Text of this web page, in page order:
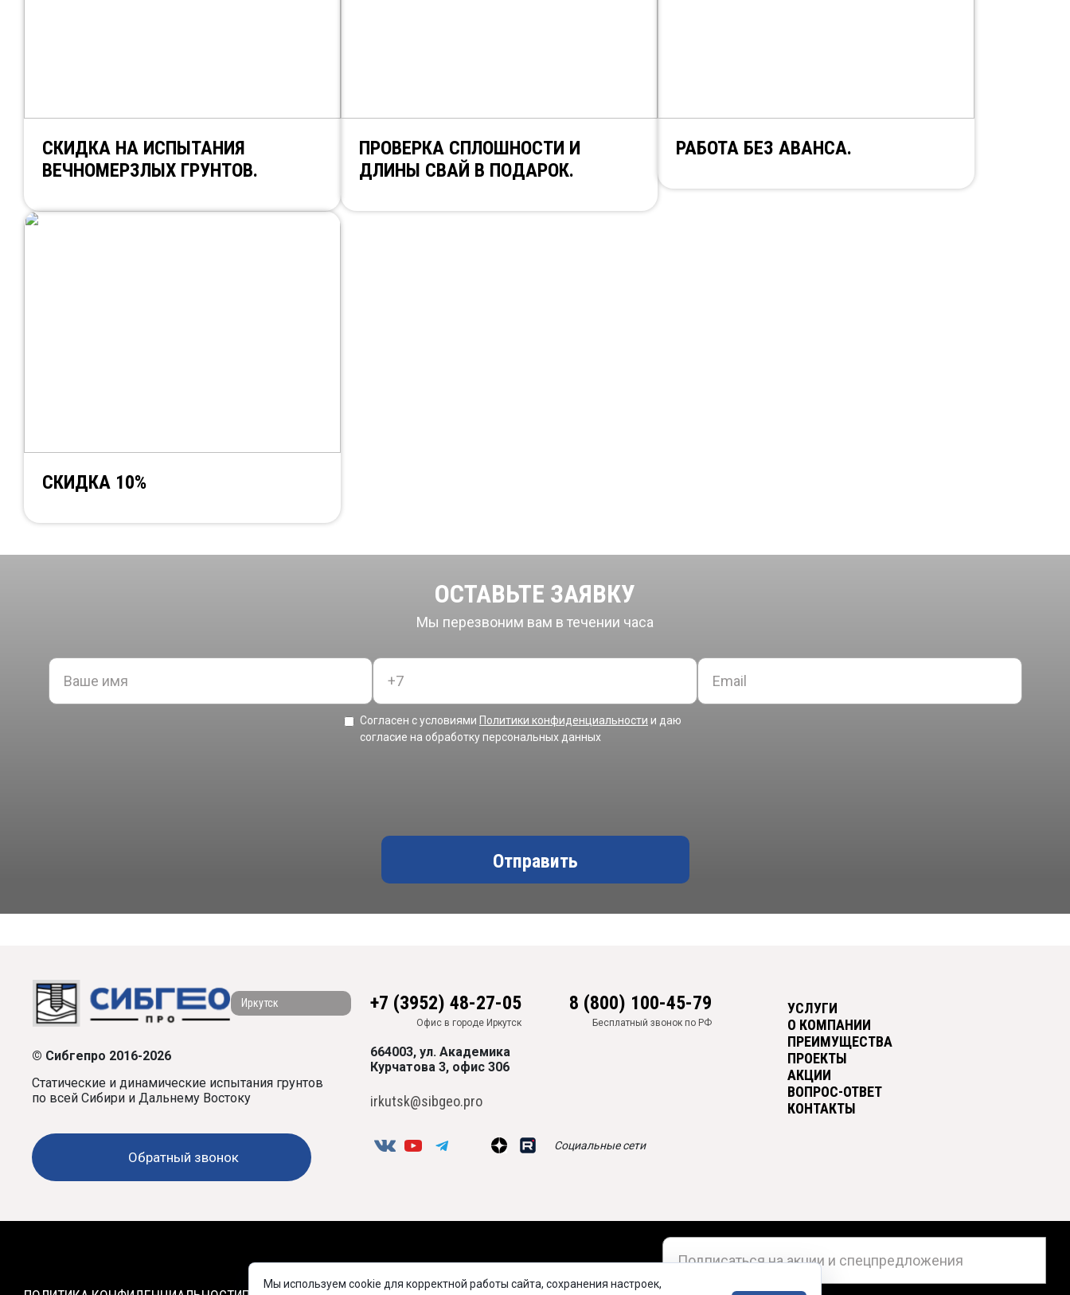
СКИДКА НА ИСПЫТАНИЯ
ВЕЧНОМЕРЗЛЫХ ГРУНТОВ.
ПРОВЕРКА СПЛОШНОСТИ И
ДЛИНЫ СВАЙ В ПОДАРОК.
РАБОТА БЕЗ АВАНСА.
СКИДКА 10%
ОСТАВЬТЕ ЗАЯВКУ
Мы перезвоним вам в течении часа
Согласен с условиями Политики конфиденциальности и даю
согласие на обработку персональных данных
Отправить
Иркутск
© Сибгепро 2016-2026
Статические и динамические испытания грунтов
по всей Сибири и Дальнему Востоку
Обратный звонок
+7 (3952) 48-27-05
Офис в городе Иркутск
8 (800) 100-45-79
Бесплатный звонок по РФ
664003, ул. Академика
Курчатова 3, офис 306
irkutsk@sibgeo.pro
Социальные сети
УСЛУГИ
О КОМПАНИИ
ПРЕИМУЩЕСТВА
ПРОЕКТЫ
АКЦИИ
ВОПРОС-ОТВЕТ
КОНТАКТЫ
Мы используем cookie для корректной работы сайта, сохранения настроек,